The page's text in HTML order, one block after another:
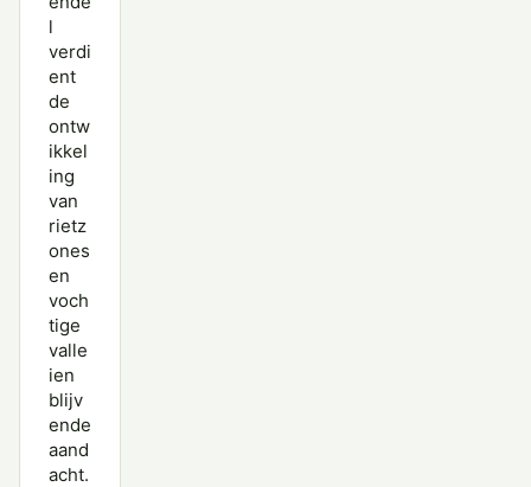
l
verdi
ent
de
ontw
ikkel
ing
van
rietz
ones
en
voch
tige
valle
ien
blijv
ende
aand
acht.